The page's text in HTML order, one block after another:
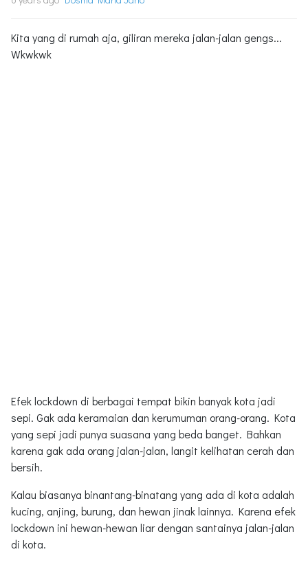
Kita yang di rumah aja, giliran mereka jalan-jalan gengs...
Wkwkwk
Efek lockdown di berbagai tempat bikin banyak kota jadi
sepi. Gak ada keramaian dan kerumuman orang-orang. Kota
yang sepi jadi punya suasana yang beda banget. Bahkan
karena gak ada orang jalan-jalan, langit kelihatan cerah dan
bersih.
Kalau biasanya binantang-binatang yang ada di kota adalah
kucing, anjing, burung, dan hewan jinak lainnya. Karena efek
lockdown ini hewan-hewan liar dengan santainya jalan-jalan
di kota.